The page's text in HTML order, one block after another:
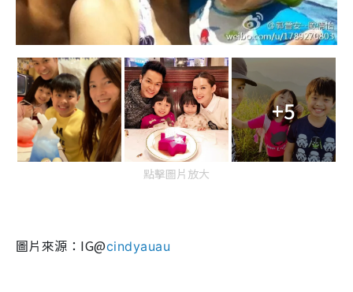
+5
點擊圖片放大
圖片來源：IG@cindyauau